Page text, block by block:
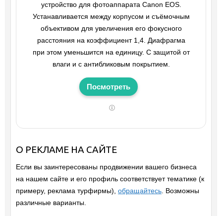
устройство для фотоаппарата Canon EOS.
Устанавливается между корпусом и съёмочным
объективом для увеличения его фокусного
расстояния на коэффициент 1,4. Диафрагма
при этом уменьшится на единицу. С защитой от
влаги и с антибликовым покрытием.
Посмотреть
О РЕКЛАМЕ НА САЙТЕ
Если вы заинтересованы продвижении вашего бизнеса
на нашем сайте и его профиль соответствует тематике (к
примеру, реклама турфирмы), обращайтесь. Возможны
различные варианты.